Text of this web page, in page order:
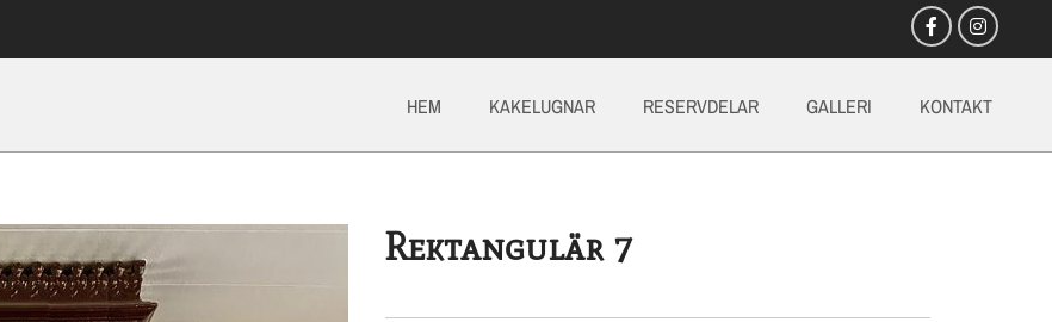
HEM KAKELUGNAR RESERVDELAR GALLERI KONTAKT
Rektangulär 7